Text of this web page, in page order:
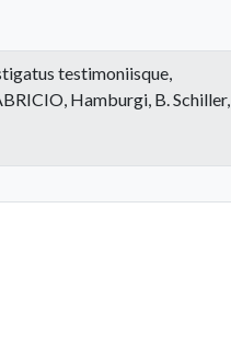
testimoniisque,
Hamburgi, B. Schiller,